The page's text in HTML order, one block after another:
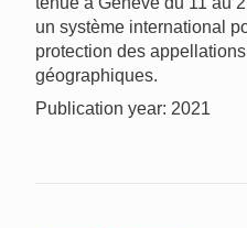
un système international
protection des
géographiques.
Publication year: 2021